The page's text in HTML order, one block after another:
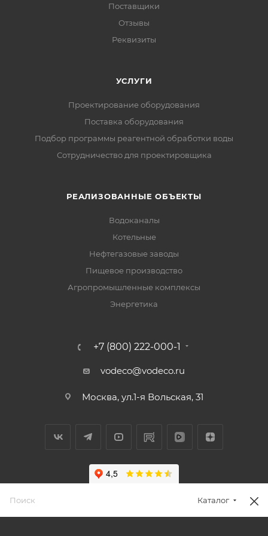
Поставщики
Отзывы
Реквизиты
УСЛУГИ
Проектирование оборудования
Поставка оборудования
Подбор программы реагентной обработки воды
Сотрудничество для проектировщика
РЕАЛИЗОВАННЫЕ ОБЪЕКТЫ
Водоканалы
Котельные
Нефтегазовые заводы
Пищевое производство
Агропромышленные комплексы
Энергетика
+7 (800) 222-000-1
vodeco@vodeco.ru
Москва, ул.1-я Вольская, 31
Каталог